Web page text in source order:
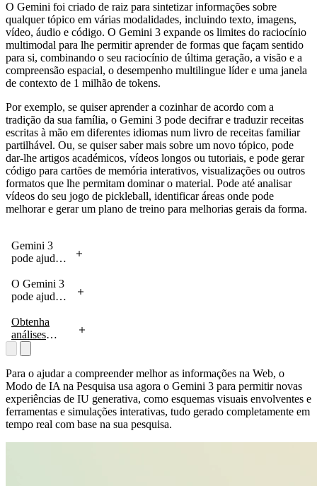
O Gemini foi criado de raiz para sintetizar informações sobre
qualquer tópico em várias modalidades, incluindo texto, imagens,
vídeo, áudio e código. O Gemini 3 expande os limites do raciocínio
multimodal para lhe permitir aprender de formas que façam sentido
para si, combinando o seu raciocínio de última geração, a visão e a
compreensão espacial, o desempenho multilingue líder e uma janela
de contexto de 1 milhão de tokens.
Por exemplo, se quiser aprender a cozinhar de acordo com a
tradição da sua família, o Gemini 3 pode decifrar e traduzir receitas
escritas à mão em diferentes idiomas num livro de receitas familiar
partilhável. Ou, se quiser saber mais sobre um novo tópico, pode
dar-lhe artigos académicos, vídeos longos ou tutoriais, e pode gerar
código para cartões de memória interativos, visualizações ou outros
formatos que lhe permitam dominar o material. Pode até analisar
vídeos do seu jogo de pickleball, identificar áreas onde pode
melhorar e gerar um plano de treino para melhorias gerais da forma.
Gemini 3
pode ajudá-
aprender e a
preservar as
culinárias da
família.
Experimente
no Gemini
Canvas.
O Gemini 3
pode ajudá-
informações
complexas
como artigos
de
investigação,
e pode gerar
código para
um guia
interativo.
Obtenha
análises
desportivas
de nível
especializado
sobre o seu
jogo de
pickleball
para ajudar a
Para o ajudar a compreender melhor as informações na Web, o
Modo de IA na Pesquisa usa agora o Gemini 3 para permitir novas
experiências de IU generativa, como esquemas visuais envolventes e
ferramentas e simulações interativas, tudo gerado completamente em
tempo real com base na sua pesquisa.